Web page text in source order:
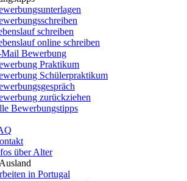
schreiben
online schreiben
Bewerbung
Praktikum
Schülerpraktikum
zurückziehen
Bewerbungstipps
über Alter
in Portugal